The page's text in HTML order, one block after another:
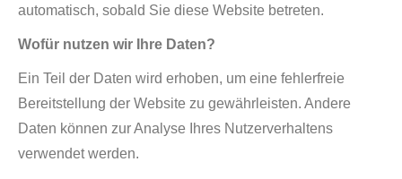
automatisch, sobald Sie diese Website betreten.
Wofür nutzen wir Ihre Daten?
Ein Teil der Daten wird erhoben, um eine fehlerfreie
Bereitstellung der Website zu gewährleisten. Andere
Daten können zur Analyse Ihres Nutzerverhaltens
verwendet werden.